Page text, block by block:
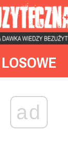
LOSOWE
ad